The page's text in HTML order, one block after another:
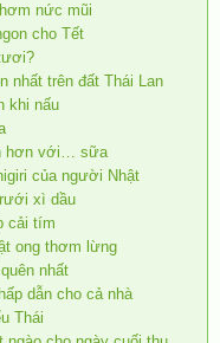
nức mũi
cho Tết
nhất trên đất Thái Lan
khi nấu
hơn với… sữa
của người Nhật
xì dầu
cải tím
ong thơm lừng
nhất
dẫn cho cả nhà
Thái